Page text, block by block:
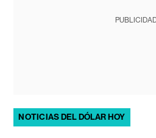
NOTICIAS DEL DÓLAR HOY